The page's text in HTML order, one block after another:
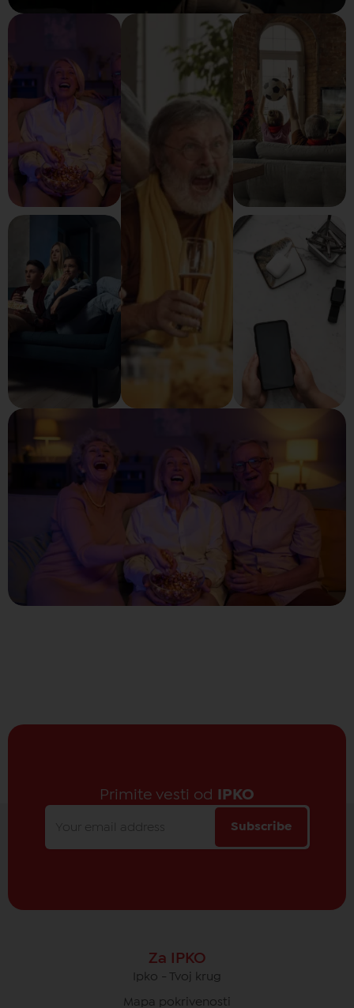
Primite vesti od IPKO
Subscribe
Za IPKO
Ipko - Tvoj krug
Mapa pokrivenosti